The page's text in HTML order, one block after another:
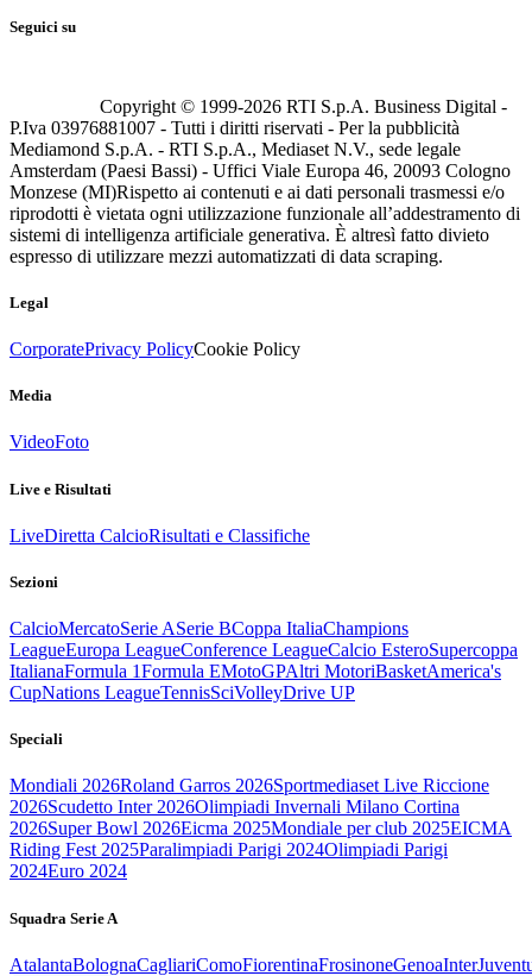
Seguici su
Copyright © 1999-2026 RTI S.p.A. Business Digital -
P.Iva 03976881007 - Tutti i diritti riservati - Per la pubblicità
Mediamond S.p.A. - RTI S.p.A., Mediaset N.V., sede legale
Amsterdam (Paesi Bassi) - Uffici Viale Europa 46, 20093 Cologno
Monzese (MI)Rispetto ai contenuti e ai dati personali trasmessi e/o
riprodotti è vietata ogni utilizzazione funzionale all’addestramento di
sistemi di intelligenza artificiale generativa. È altresì fatto divieto
espresso di utilizzare mezzi automatizzati di data scraping.
Legal
CorporatePrivacy PolicyCookie Policy
Media
VideoFoto
Live e Risultati
LiveDiretta CalcioRisultati e Classifiche
Sezioni
CalcioMercatoSerie ASerie BCoppa ItaliaChampions
LeagueEuropa LeagueConference LeagueCalcio EsteroSupercoppa
ItalianaFormula 1Formula EMotoGPAltri MotoriBasketAmerica's
CupNations LeagueTennisSciVolleyDrive UP
Speciali
Mondiali 2026Roland Garros 2026Sportmediaset Live Riccione
2026Scudetto Inter 2026Olimpiadi Invernali Milano Cortina
2026Super Bowl 2026Eicma 2025Mondiale per club 2025EICMA
Riding Fest 2025Paralimpiadi Parigi 2024Olimpiadi Parigi
2024Euro 2024
Squadra Serie A
AtalantaBolognaCagliariComoFiorentinaFrosinoneGenoaInter